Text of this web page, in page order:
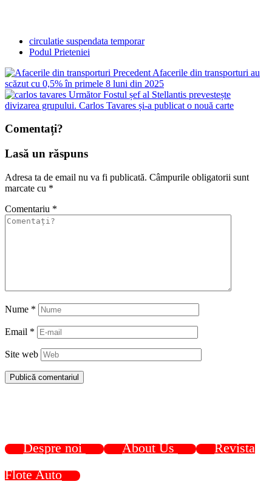
circulatie suspendata temporar
Podul Prieteniei
Precedent Afacerile din transporturi au
scăzut cu 0,5% în primele 8 luni din 2025
Următor Fostul șef al Stellantis prevestește
divizarea grupului. Carlos Tavares și-a publicat o nouă carte
Comentați?
Lasă un răspuns
Adresa ta de email nu va fi publicată. Câmpurile obligatorii sunt
marcate cu *
Comentariu *
Nume *
Email *
Site web
Despre noi About Us
Revista
Flote Auto